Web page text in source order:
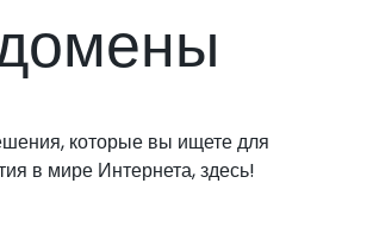
которые вы ищете для
в мире Интернета, здесь!